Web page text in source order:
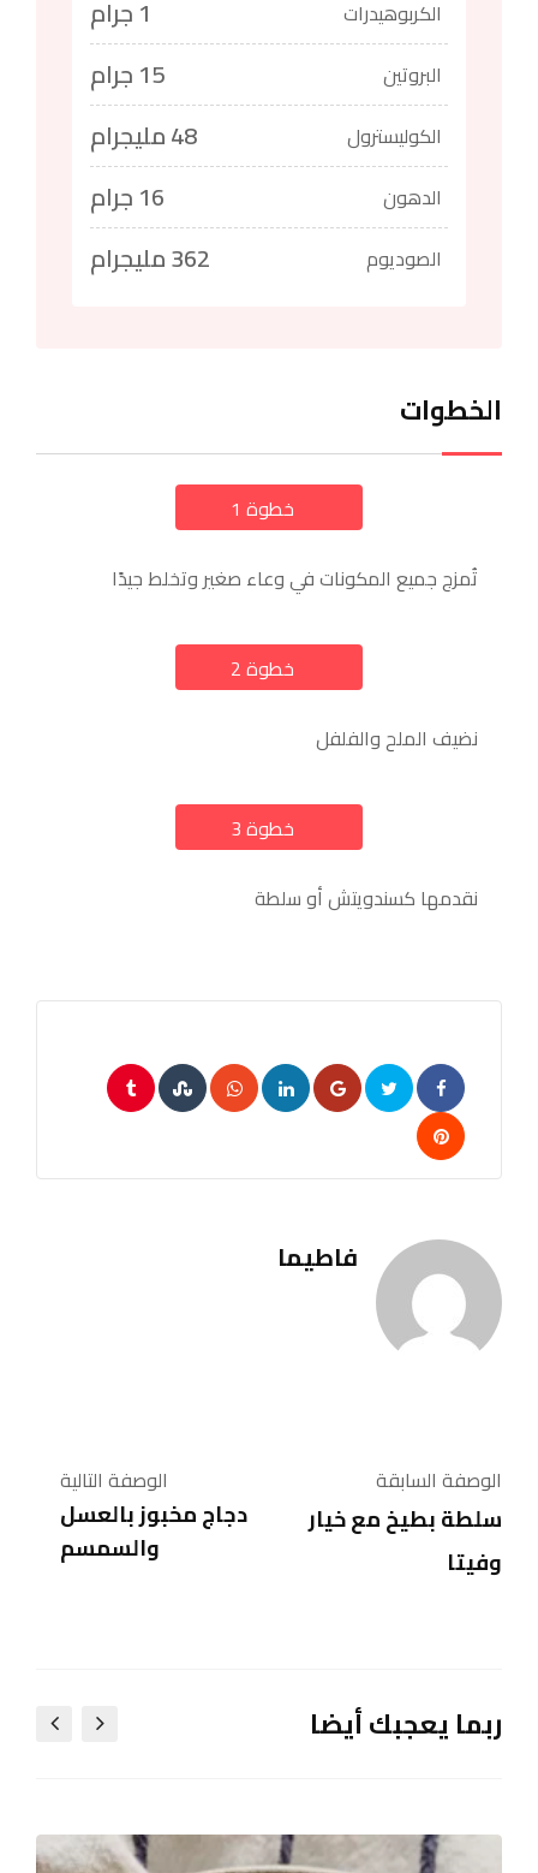
الكربوهيدرات
البروتين 15 جرام
الكوليسترول 48 مليجرام
الدهون 16 جرام
الصوديوم 362 مليجرام
الخطوات
خطوة 1
تُمزج جميع المكونات في وعاء صغير وتخلط جيدًا
خطوة 2
نضيف الملح والفلفل
خطوة 3
نقدمها كسندويتش أو سلطة
Google+
LinkedIn
Whatsapp
StumbleUpon
Tumblr
Pinterest
فاطيما
الوصفة السابقة
سلطة بطيخ مع خيار
وفيتا
الوصفة التالية
دجاج مخبوز بالعسل
والسمسم
ربما يعجبك أيضا